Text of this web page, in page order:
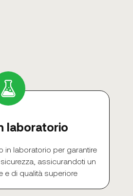
laboratorio
in laboratorio per garantire
assicurandoti un
e di qualità superiore